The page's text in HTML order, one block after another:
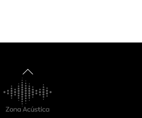
Back
To
Top